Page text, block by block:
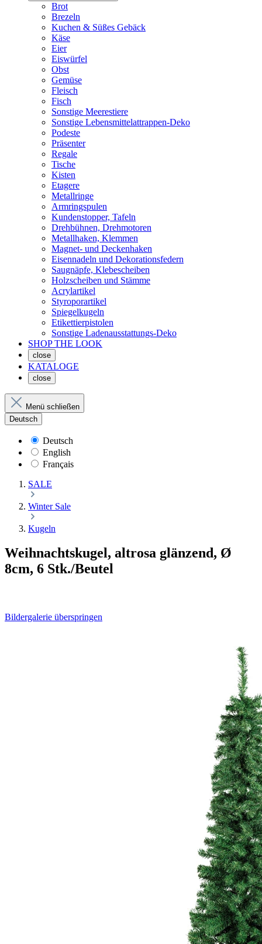
Brot
Brezeln
Kuchen & Süßes Gebäck
Käse
Eier
Eiswürfel
Obst
Gemüse
Fleisch
Fisch
Sonstige Meerestiere
Sonstige Lebensmittelattrappen-Deko
Podeste
Präsenter
Regale
Tische
Kisten
Etagere
Metallringe
Armringspulen
Kundenstopper, Tafeln
Drehbühnen, Drehmotoren
Metallhaken, Klemmen
Magnet- und Deckenhaken
Eisennadeln und Dekorationsfedern
Saugnäpfe, Klebescheiben
Holzscheiben und Stämme
Acrylartikel
Styroporartikel
Spiegelkugeln
Etikettierpistolen
Sonstige Ladenausstattungs-Deko
SHOP THE LOOK
close
KATALOGE
close
Menü schließen
Deutsch
Deutsch
English
Français
SALE
Winter Sale
Kugeln
Weihnachtskugel, altrosa glänzend, Ø
8cm, 6 Stk./Beutel
Bildergalerie überspringen